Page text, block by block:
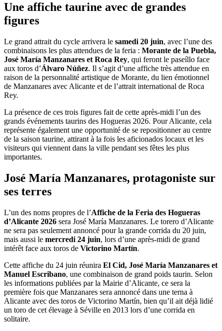
Une affiche taurine avec de grandes
figures
Le grand attrait du cycle arrivera le samedi 20 juin, avec l’une des
combinaisons les plus attendues de la feria : Morante de la Puebla,
José María Manzanares et Roca Rey, qui feront le paseíllo face
aux toros d’Álvaro Núñez. Il s’agit d’une affiche très attendue en
raison de la personnalité artistique de Morante, du lien émotionnel
de Manzanares avec Alicante et de l’attrait international de Roca
Rey.
La présence de ces trois figures fait de cette après-midi l’un des
grands événements taurins des Hogueras 2026. Pour Alicante, cela
représente également une opportunité de se repositionner au centre
de la saison taurine, attirant à la fois les aficionados locaux et les
visiteurs qui viennent dans la ville pendant ses fêtes les plus
importantes.
José María Manzanares, protagoniste sur
ses terres
L’un des noms propres de l’Affiche de la Feria des Hogueras
d’Alicante 2026 sera José María Manzanares. Le torero d’Alicante
ne sera pas seulement annoncé pour la grande corrida du 20 juin,
mais aussi le mercredi 24 juin, lors d’une après-midi de grand
intérêt face aux toros de Victorino Martín.
Cette affiche du 24 juin réunira El Cid, José María Manzanares et
Manuel Escribano, une combinaison de grand poids taurin. Selon
les informations publiées par la Mairie d’Alicante, ce sera la
première fois que Manzanares sera annoncé dans une terna à
Alicante avec des toros de Victorino Martín, bien qu’il ait déjà lidié
un toro de cet élevage à Séville en 2013 lors d’une corrida en
solitaire.